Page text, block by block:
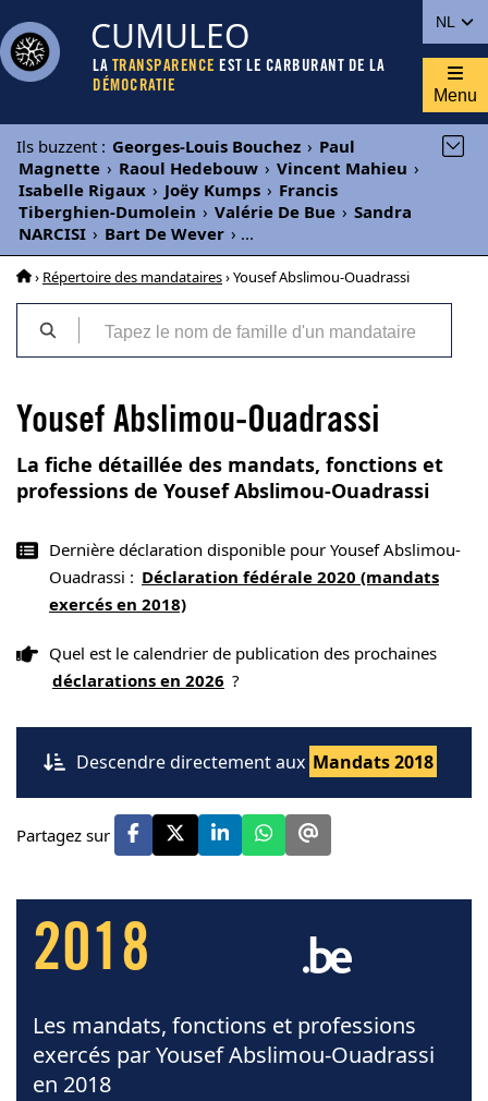
NL
CUMULEO
LA TRANSPARENCE EST LE CARBURANT DE LA
DÉMOCRATIE
Menu
Ils buzzent : Georges-Louis Bouchez › Paul
Magnette › Raoul Hedebouw › Vincent Mahieu ›
Isabelle Rigaux › Joëy Kumps › Francis
Tiberghien-Dumolein › Valérie De Bue › Sandra
NARCISI › Bart De Wever › ...
› Répertoire des mandataires› Yousef Abslimou-Ouadrassi
Yousef Abslimou-Ouadrassi
La fiche détaillée des mandats, fonctions et
professions de Yousef Abslimou-Ouadrassi
Dernière déclaration disponible pour Yousef Abslimou-
Ouadrassi : Déclaration fédérale 2020 (mandats
exercés en 2018)
Quel est le calendrier de publication des prochaines
déclarations en 2026 ?
Descendre directement aux Mandats 2018
Partagez sur
2018
Les mandats, fonctions et professions
exercés par Yousef Abslimou-Ouadrassi
en 2018